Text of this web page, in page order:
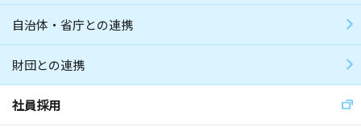
自治体・省庁との連携
財団との連携
社員採用